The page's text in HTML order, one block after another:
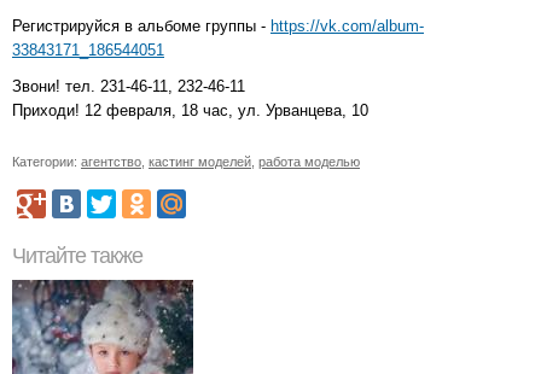
Регистрируйся в альбоме группы - https://vk.com/album-
33843171_186544051
Звони! тел. 231-46-11, 232-46-11
Приходи! 12 февраля, 18 час, ул. Урванцева, 10
Категории: агентство кастинг моделей работа моделью
Читайте также